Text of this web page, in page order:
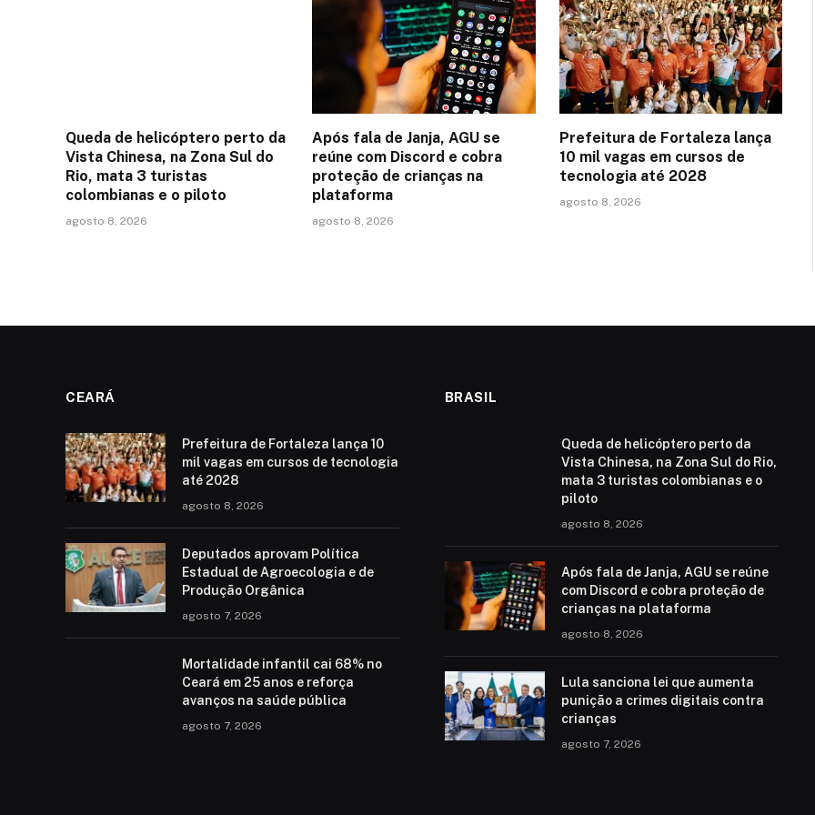
Queda de helicóptero perto da
Vista Chinesa, na Zona Sul do
Rio, mata 3 turistas
colombianas e o piloto
agosto 8, 2026
Após fala de Janja, AGU se
reúne com Discord e cobra
proteção de crianças na
plataforma
agosto 8, 2026
Prefeitura de Fortaleza lança
10 mil vagas em cursos de
tecnologia até 2028
agosto 8, 2026
CEARÁ
Prefeitura de Fortaleza lança 10
mil vagas em cursos de tecnologia
até 2028
agosto 8, 2026
Deputados aprovam Política
Estadual de Agroecologia e de
Produção Orgânica
agosto 7, 2026
Mortalidade infantil cai 68% no
Ceará em 25 anos e reforça
avanços na saúde pública
agosto 7, 2026
BRASIL
Queda de helicóptero perto da
Vista Chinesa, na Zona Sul do Rio,
mata 3 turistas colombianas e o
piloto
agosto 8, 2026
Após fala de Janja, AGU se reúne
com Discord e cobra proteção de
crianças na plataforma
agosto 8, 2026
Lula sanciona lei que aumenta
punição a crimes digitais contra
crianças
agosto 7, 2026